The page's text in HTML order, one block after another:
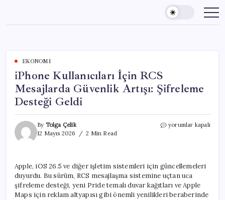
content
EKONOMI
iPhone Kullanıcıları İçin RCS
Mesajlarda Güvenlik Artışı: Şifreleme
Desteği Geldi
By Tolga Çelik
12 Mayıs 2026
2 Min Read
iPhone
Güvenlik
Artışı:
Şifreleme
Desteği
yorumlar kapalı
Apple, iOS 26.5 ve diğer işletim sistemleri için güncellemeleri
duyurdu. Bu sürüm, RCS mesajlaşma sistemine uçtan uca
şifreleme desteği, yeni Pride temalı duvar kağıtları ve Apple
Maps için reklam altyapısı gibi önemli yenilikleri beraberinde